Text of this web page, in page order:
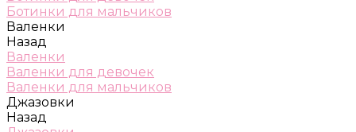
Ботинки для мальчиков
Валенки
Назад
Валенки
Валенки для девочек
Валенки для мальчиков
Джазовки
Назад